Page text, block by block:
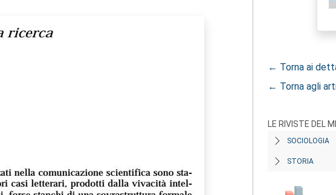
← Torna ai
← Torna agli
LE RIVISTE DEL
SOCIOLOGIA
STORIA